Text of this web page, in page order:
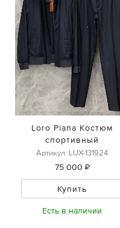
Loro Piana Костюм
спортивный
Артикул: LUX-131924
75 000 ₽
Купить
Есть в наличии